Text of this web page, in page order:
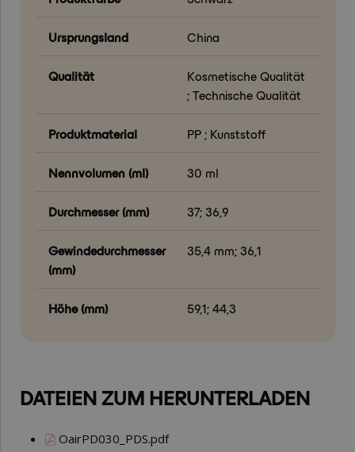
Ursprungsland China
Qualität
Kosmetische Qualität
; Technische Qualität
Produktmaterial PP ; Kunststoff
Nennvolumen (ml) 30 ml
Durchmesser (mm) 37; 36,9
Gewindedurchmesser
(mm)
35,4 mm; 36,1
Höhe (mm) 59,1; 44,3
DATEIEN ZUM HERUNTERLADEN
OairPD030_PDS.pdf